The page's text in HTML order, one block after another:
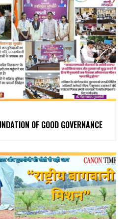
OF GOOD GOVERNANCE